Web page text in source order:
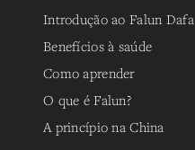
Introdução ao Falun Dafa
Benefícios à saúde
Como aprender
O que é Falun?
A princípio na China